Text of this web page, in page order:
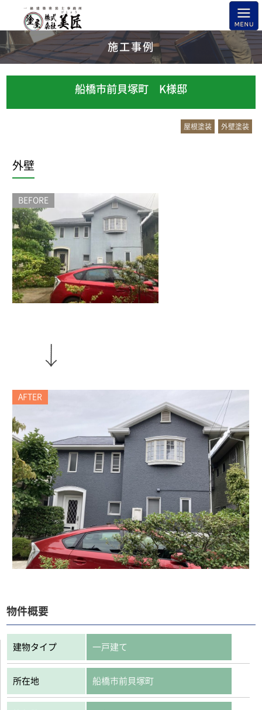
施工事例
船橋市前貝塚町 K様邸
屋根塗装 外壁塗装
外壁
BEFORE
AFTER
物件概要
建物タイプ 一戸建て
所在地 船橋市前貝塚町